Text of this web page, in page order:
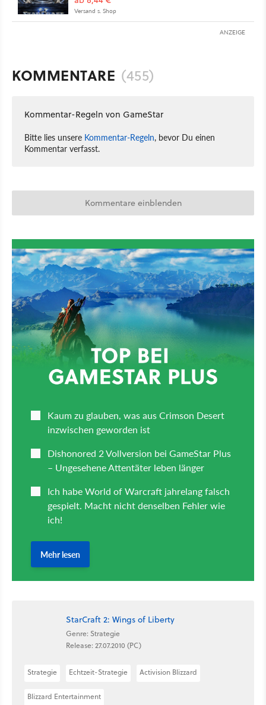
Versand s. Shop
ANZEIGE
KOMMENTARE (455)
Kommentar-Regeln von GameStar
Bitte lies unsere Kommentar-Regeln, bevor Du einen
Kommentar verfasst.
Kommentare einblenden
StarCraft 2: Wings of Liberty
Genre: Strategie
Release: 27.07.2010 (PC)
Strategie Echtzeit-Strategie Activision Blizzard
Blizzard Entertainment